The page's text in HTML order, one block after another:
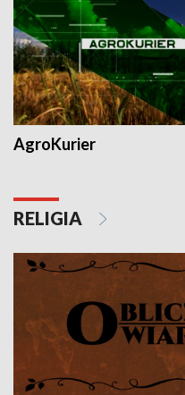
AgroKurier
RELIGIA